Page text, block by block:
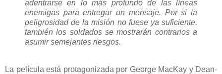
adentrarse en lo más profundo de las líneas
enemigas para entregar un mensaje. Por si la
peligrosidad de la misión no fuese ya suficiente,
también los soldados se mostrarán contrarios a
asumir semejantes riesgos.
La película está protagonizada por George MacKay y Dean-